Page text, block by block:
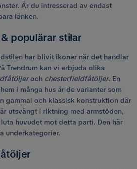
Är du intresserad av endast
länken.
populärar stilar
har blivit ikoner när det handlar
Trendrum kan vi erbjuda olika
och chesterfieldfåtöljer. En
i många hus är de varianter som
gammal och klassisk konstruktion där
utsvängt i riktning med armstöden,
huvudet mot detta parti. Den här
underkategorier.